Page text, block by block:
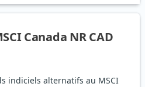
Canada NR CAD
indiciels alternatifs au MSCI